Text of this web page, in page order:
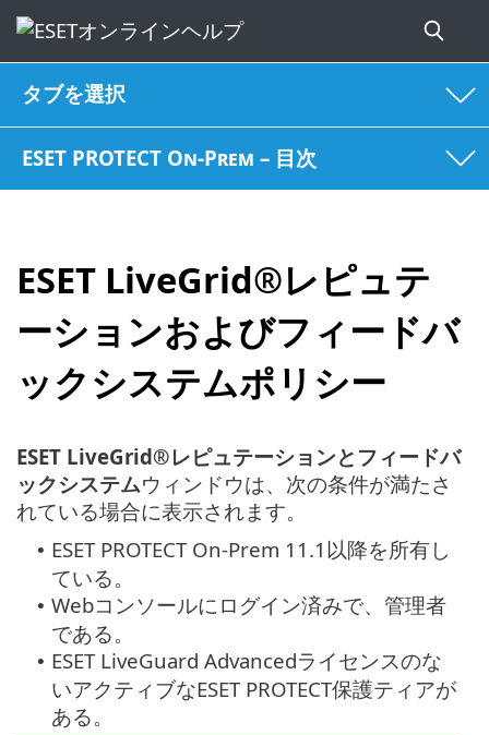
タブを選択
ESET PROTECT On-Prem – 目次
ESET LiveGrid®レピュテ
ーションおよびフィードバ
ックシステムポリシー
ESET LiveGrid®レピュテーションとフィードバ
ックシステムウィンドウは、次の条件が満たさ
れている場合に表示されます。
• ESET PROTECT On-Prem 11.1以降を所有し
ている。
• Webコンソールにログイン済みで、管理者
である。
• ESET LiveGuard Advancedライセンスのな
いアクティブなESET PROTECT保護ティアが
ある。